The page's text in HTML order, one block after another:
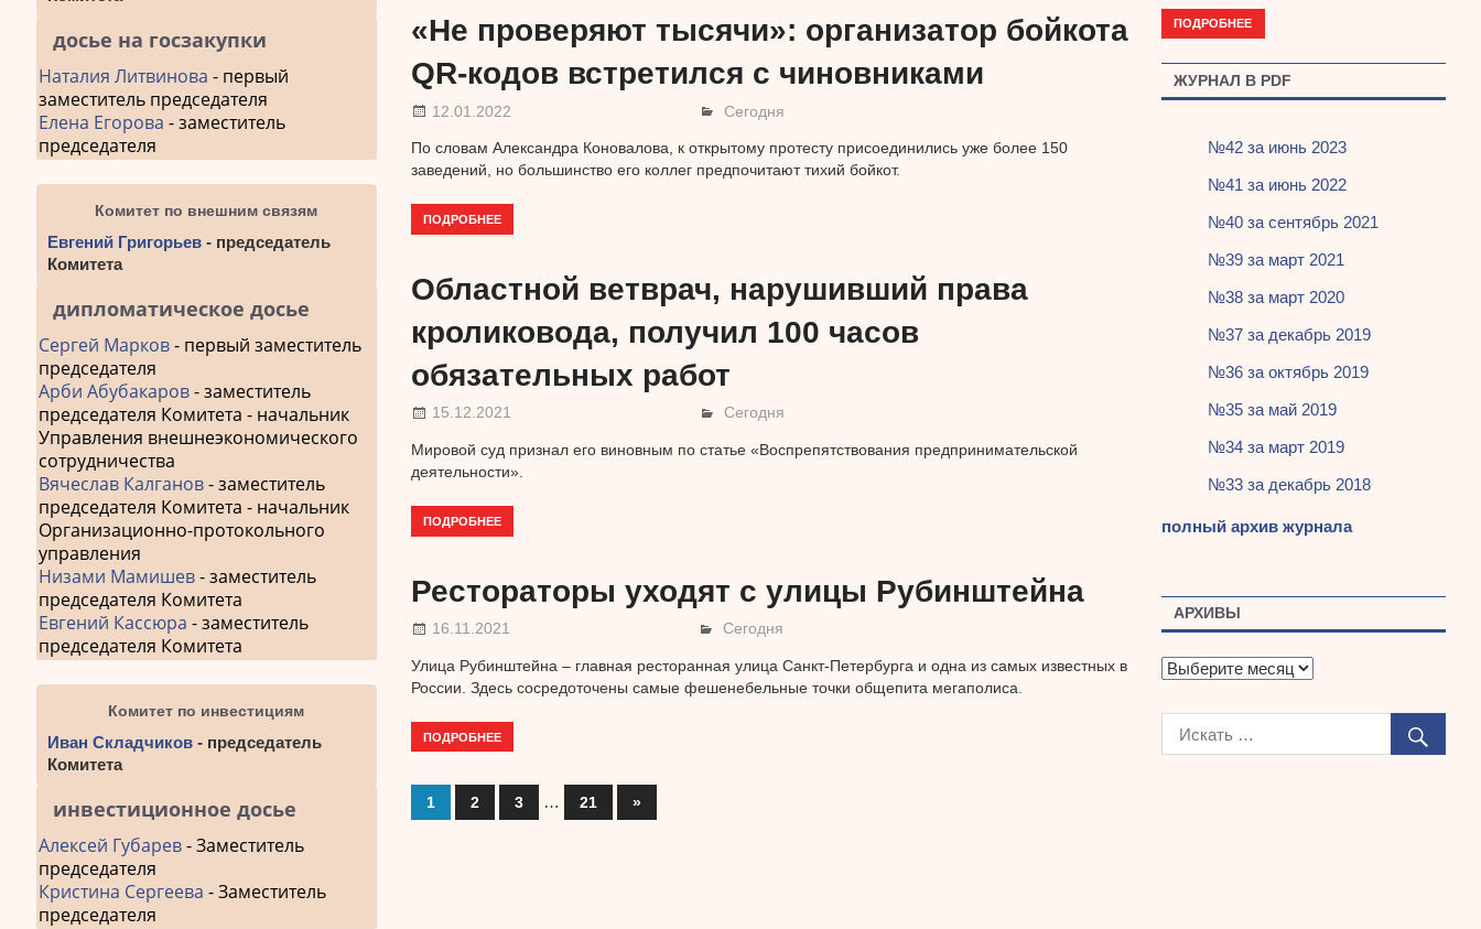
«Не проверяют тысячи»: организатор бойкота
QR-кодов встретился с чиновниками
12.01.2022 Сегодня
По словам Александра Коновалова, к открытому протесту присоединились уже более 150
заведений, но большинство его коллег предпочитают тихий бойкот.
ПОДРОБНЕЕ
Областной ветврач, нарушивший права
кроликовода, получил 100 часов
обязательных работ
15.12.2021 Сегодня
Мировой суд признал его виновным по статье «Воспрепятствования предпринимательской
деятельности».
ПОДРОБНЕЕ
Рестораторы уходят с улицы Рубинштейна
16.11.2021 Сегодня
Улица Рубинштейна – главная ресторанная улица Санкт-Петербурга и одна из самых известных в
России. Здесь сосредоточены самые фешенебельные точки общепита мегаполиса.
ПОДРОБНЕЕ
Навигация
1 2 3 … 21
Следующее
записи
»
досье на госзакупки
Наталия Литвинова - первый
заместитель председателя
Елена Егорова - заместитель
председателя
Комитет по внешним связям
Евгений Григорьев - председатель
Комитета
дипломатическое досье
Сергей Марков- первый заместитель
председателя
Арби Абубакаров- заместитель
председателя Комитета - начальник
Управления внешнеэкономического
сотрудничества
Вячеслав Калганов- заместитель
председателя Комитета - начальник
Организационно-протокольного
управления
Низами Мамишев- заместитель
председателя Комитета
Евгений Кассюра - заместитель
председателя Комитета
Комитет по инвестициям
Иван Складчиков - председатель
Комитета
инвестиционное досье
Алексей Губарев- Заместитель
председателя
Кристина Сергеева - Заместитель
председателя
ПОДРОБНЕЕ
ЖУРНАЛ В PDF
№42 за июнь 2023
№41 за июнь 2022
№40 за сентябрь 2021
№39 за март 2021
№38 за март 2020
№37 за декабрь 2019
№36 за октябрь 2019
№35 за май 2019
№34 за март 2019
№33 за декабрь 2018
полный архив журнала
АРХИВЫ
А
х
в